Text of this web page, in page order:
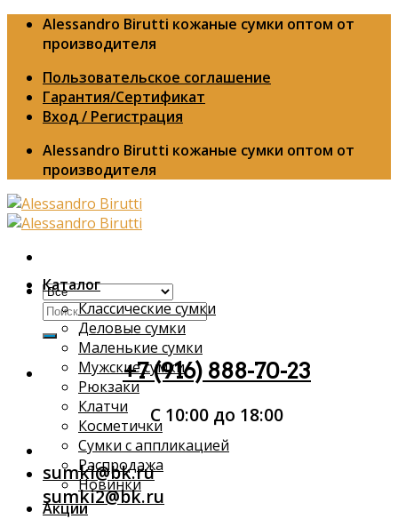
Skip Alessandro Birutti кожаные сумки оптом от
производителя
Пользовательское соглашение
Гарантия/Сертификат
Вход / Регистрация
Alessandro Birutti кожаные сумки оптом от
производителя
Искать:
+7 (916) 888-70-23
С 10:00 до 18:00
sumki@bk.ru
sumki2@bk.ru
Каталог
Классические сумки
Деловые сумки
Маленькие сумки
Мужские сумки
Рюкзаки
Клатчи
Косметички
Сумки с аппликацией
Распродажа
Новинки
Акции